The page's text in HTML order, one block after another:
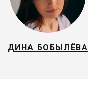
ДИНА БОБЫЛЁВА